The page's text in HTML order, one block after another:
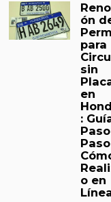
ón
para
sin
en
:
o en